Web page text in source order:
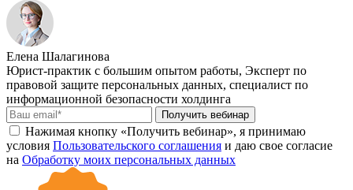
Елена Шалагинова
Юрист-практик с большим опытом работы, Эксперт по
правовой защите персональных данных, специалист по
информационной безопасности холдинга
Получить вебинар
Нажимая кнопку «Получить вебинар», я принимаю
условия Пользовательского соглашения и даю свое согласие
на Обработку моих персональных данных